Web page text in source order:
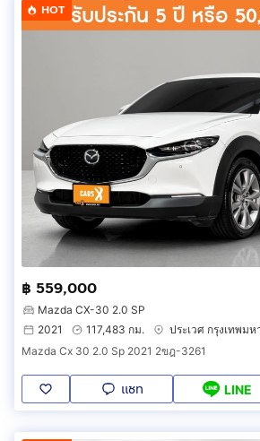
HOT
฿ 559,000
Mazda CX-30 2.0 SP
2021
117,483 กม.
ประเวศ กรุงเทพม
Mazda Cx 30 2.0 Sp 2021 2ขฎ-3261
แชท LINE